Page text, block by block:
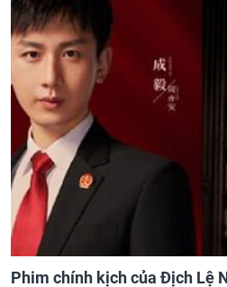
Phim chính kịch của Địch Lệ